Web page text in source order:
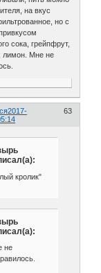
на вкус
но с
сока, грейпфрут,
лимон. Мне не
63
2017-
кролик"
не